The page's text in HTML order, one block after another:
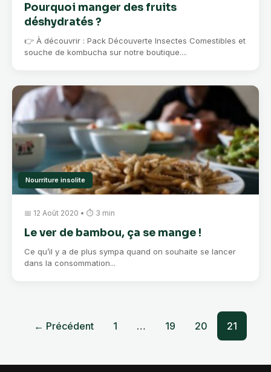
Pourquoi manger des fruits
déshydratés ?
👉 À découvrir : Pack Découverte Insectes Comestibles et
souche de kombucha sur notre boutique....
Nourriture insolite
📅 12 Août 2020 • ⏱ 3 min
Le ver de bambou, ça se mange !
Ce qu’il y a de plus sympa quand on souhaite se lancer
dans la consommation...
← Précédent 1 … 19 20 21